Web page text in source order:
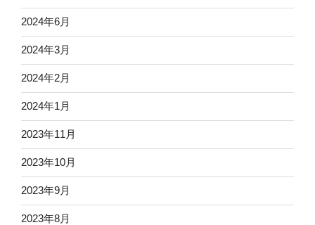
2024年6月
2024年3月
2024年2月
2024年1月
2023年11月
2023年10月
2023年9月
2023年8月